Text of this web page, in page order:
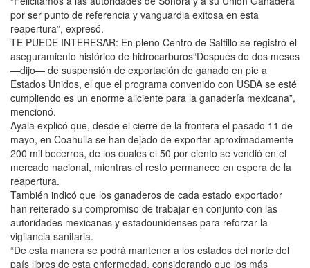
por ser punto de referencia y vanguardia exitosa en esta
reapertura”, expresó.
TE PUEDE INTERESAR: En pleno Centro de Saltillo se registró el
aseguramiento histórico de hidrocarburos“Después de dos meses
—dijo— de suspensión de exportación de ganado en pie a
Estados Unidos, el que el programa convenido con USDA se esté
cumpliendo es un enorme aliciente para la ganadería mexicana”,
mencionó.
Ayala explicó que, desde el cierre de la frontera el pasado 11 de
mayo, en Coahuila se han dejado de exportar aproximadamente
200 mil becerros, de los cuales el 50 por ciento se vendió en el
mercado nacional, mientras el resto permanece en espera de la
reapertura.
También indicó que los ganaderos de cada estado exportador
han reiterado su compromiso de trabajar en conjunto con las
autoridades mexicanas y estadounidenses para reforzar la
vigilancia sanitaria.
“De esta manera se podrá mantener a los estados del norte del
país libres de esta enfermedad, considerando que los más